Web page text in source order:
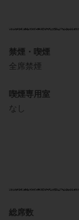
禁煙・喫煙
全席禁煙
喫煙専用室
なし
総席数